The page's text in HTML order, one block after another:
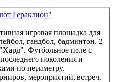
Гераклион"
игровая площадка для
гандбол, бадминтон. 2
Футбольное поле с
поколения и
по периметру.
мероприятий, встреч.